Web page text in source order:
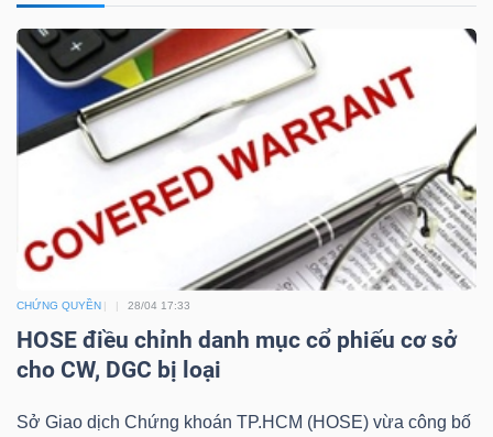
CHỨNG QUYỀN 28/04 17:33
HOSE điều chỉnh danh mục cổ phiếu cơ sở
cho CW, DGC bị loại
Sở Giao dịch Chứng khoán TP.HCM (HOSE) vừa công bố
CỤ
ĐẦU
TƯ
DỮ
LIỆU
Ngành
(-)